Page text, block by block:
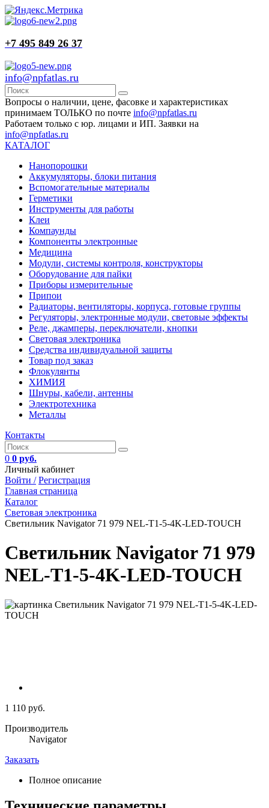
+7 495 849 26 37
info@npfatlas.ru
Вопросы о наличии, цене, фасовке и характеристиках
принимаем ТОЛЬКО по почте info@npfatlas.ru
Работаем только с юр. лицами и ИП. Заявки на
info@npfatlas.ru
КАТАЛОГ
Нанопорошки
Аккумуляторы, блоки питания
Вспомогательные материалы
Герметики
Инструменты для работы
Клеи
Компаунды
Компоненты электронные
Медицина
Модули, системы контроля, конструкторы
Оборудование для пайки
Приборы измерительные
Припои
Радиаторы, вентиляторы, корпуса, готовые группы
Регуляторы, электронные модули, световые эффекты
Реле, джамперы, переключатели, кнопки
Световая электроника
Средства индивидуальной защиты
Товар под заказ
Флокулянты
ХИМИЯ
Шнуры, кабели, антенны
Электротехника
Металлы
Контакты
0 0 руб.
Личный кабинет
Войти / Регистрация
Главная страница
Каталог
Световая электроника
Светильник Navigator 71 979 NEL-T1-5-4K-LED-TOUCH
Светильник Navigator 71 979
NEL-T1-5-4K-LED-TOUCH
1 110 руб.
Производитель
Navigator
Заказать
Полное описание